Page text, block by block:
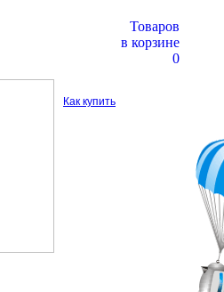
Товаров
в корзине
0
Как купить